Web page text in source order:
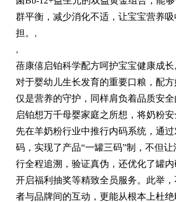
群平衡，减少消化不适，让宝宝营养
担。 ,
,
蓓康僖启铂科学配方呵护宝宝健康成长,
对于婴幼儿生长发育的重要口粮，配
仅是营养的守护，同样肩负着品质安
启铂想万千母婴家庭之所想，将奶粉
先在羊奶粉行业中推行内码系统，通
码，实现了产品“一罐三码”制，不但
行全程追溯，验证真伪，还优化了罐内
开启福利抽奖等精致全员服务。此举
者与品牌间的互动，更能从根本上杜